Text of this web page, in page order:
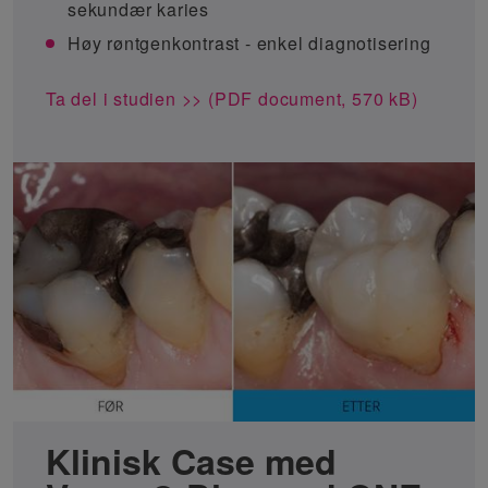
sekundær karies
Høy røntgenkontrast - enkel diagnotisering
Ta del i studien >> (PDF document, 570 kB)
Klinisk Case med